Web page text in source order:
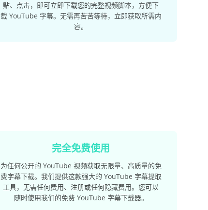
贴、点击，即可立即下载您的完整视频脚本，方便下
载 YouTube 字幕。无需再苦苦等待，立即获取所需内
容。
完全免费使用
为任何公开的 YouTube 视频获取无限量、高质量的免
费字幕下载。我们提供这款强大的 YouTube 字幕提取
工具，无需任何费用、注册或任何隐藏费用。您可以
随时使用我们的免费 YouTube 字幕下载器。